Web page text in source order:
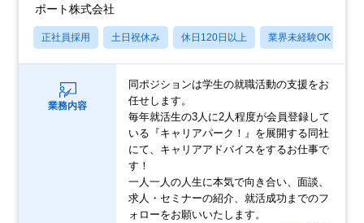
ポート株式会社
正社員採用 土日祝休み 休日120日以上 業界未経験OK
業務内容
同ポジションは学生の就職活動の支援をお
任せします。
毎年就活生の3人に2人程度が会員登録して
いる『キャリアパーク！』を展開する同社
にて、キャリアアドバイスをするお仕事で
す！
一人一人の人生に本気で向き合い、面談、
求人・セミナーの紹介、就活成功までのフ
ォローをお願いいたします。